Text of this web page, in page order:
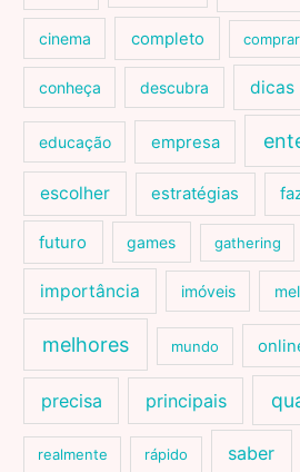
cinema completo comprar
conheça descubra dicas
educação empresa
escolher estratégias
futuro games gathering
importância imóveis
melhores mundo
precisa principais
realmente rápido saber